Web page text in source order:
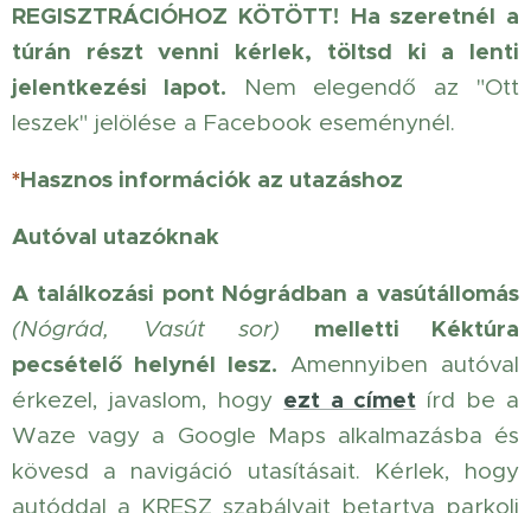
REGISZTRÁCIÓHOZ KÖTÖTT! Ha szeretnél a
túrán részt venni kérlek, töltsd ki a lenti
jelentkezési lapot. Nem elegendő az "Ott
leszek" jelölése a Facebook eseménynél.
*Hasznos információk az utazáshoz
Autóval utazóknak
A találkozási pont Nógrádban a vasútállomás
(Nógrád, Vasút sor)
melletti Kéktúra
pecsételő helynél lesz. Amennyiben autóval
érkezel, javaslom, hogy ezt a címetírd be a
Waze vagy a Google Maps alkalmazásba és
kövesd a navigáció utasításait. Kérlek, hogy
autóddal a KRESZ szabályait betartva parkolj